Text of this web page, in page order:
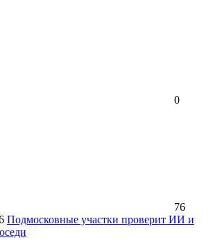
0
76
Подмосковные участки проверит ИИ и